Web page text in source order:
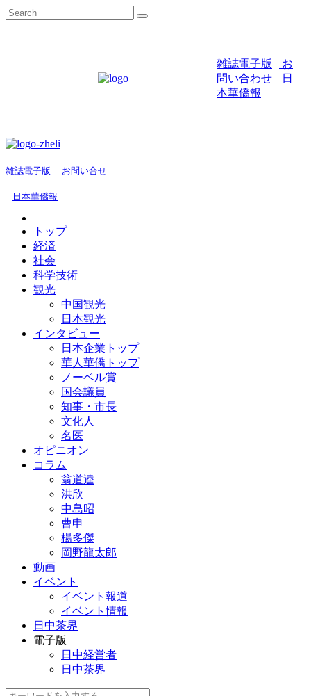
雑誌電子版
お
問い合わせ
日
本華僑報
雑誌電子版 お問い合せ
日本華僑報
トップ
経済
社会
科学技術
観光
中国観光
日本観光
インタビュー
日本企業トップ
華人華僑トップ
ノーベル賞
国会議員
知事・市長
文化人
名医
オピニオン
コラム
翁道逵
洪欣
中島昭
曹申
楊多傑
岡野龍太郎
動画
イベント
イベント報道
イベント情報
日中茶界
電子版
日中経営者
日中茶界